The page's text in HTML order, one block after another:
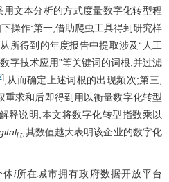
文本分析的方式度量数字化转型程
操作:第一,借助爬虫工具得到研究样
所得到的年度报告中提取涉及“人工
数字技术应用”等关键词的词根,并过滤
],从而确定上述词根的出现频次;第三,
重求和后即得到用以衡量数字化转型
释说明,本文将数字化转型指数乘以
i,t,其数值越大表明该企业的数字化
体i所在城市拥有政府数据开放平台